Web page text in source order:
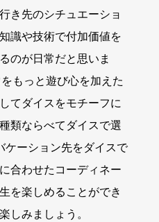
き先のシチュエーショ
識や技術で付加価値を
のが日常だと思いま
もっと遊び心を加えた
てダイスをモチーフに
類ならべてダイスで選
ケーション先をダイスで
合わせたコーディネー
を楽しめることができ
しみましょう。